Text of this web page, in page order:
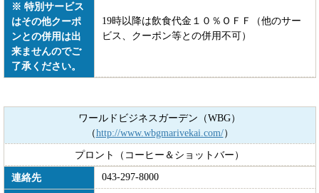
※ 特別サービス
はその他クーポ
ンとの併用は出
来ませんのでご
了承ください。
19時以降は飲食代金１０％ＯＦＦ（他のサー
ビス、クーポン等との併用不可）
ワールドビジネスガーデン（WBG）
（http://www.wbgmarivekai.com/）
プロント（コーヒー＆ショットバー）
連絡先
043-297-8000